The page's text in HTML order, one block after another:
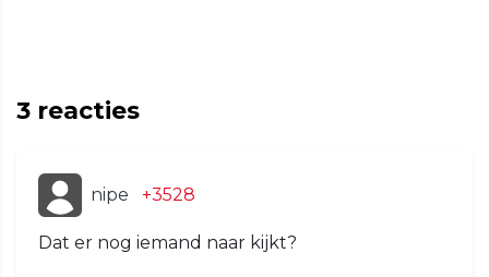
3 reacties
nipe +3528
Dat er nog iemand naar kijkt?